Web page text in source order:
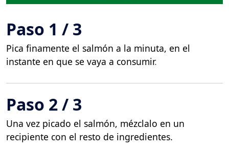
Paso 1 / 3
Pica finamente el salmón a la minuta, en el
instante en que se vaya a consumir.
Paso 2 / 3
Una vez picado el salmón, mézclalo en un
recipiente con el resto de ingredientes.